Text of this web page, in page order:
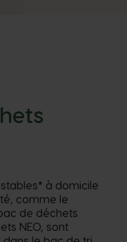
à domicile
comme le
de déchets
NEO, sont